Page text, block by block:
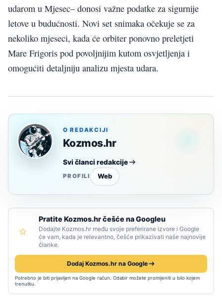
udarom u Mjesec– donosi važne podatke za sigurnije
letove u budućnosti. Novi set snimaka očekuje se za
nekoliko mjeseci, kada će orbiter ponovno preletjeti
Mare Frigoris pod povoljnijim kutom osvjetljenja i
omogućiti detaljniju analizu mjesta udara.
O REDAKCIJI
Kozmos.hr
Svi članci redakcije
PROFILI Web
Pratite Kozmos.hr češće na Googleu
Dodajte Kozmos.hr među svoje preferirane izvore i Google
će vam, kada je relevantno, češće prikazivati naše najnovije
članke.
Dodaj Kozmos.hr na Google
Potrebno je biti prijavljen na Google račun. Odabir možete promijeniti u bilo kojem
trenutku.